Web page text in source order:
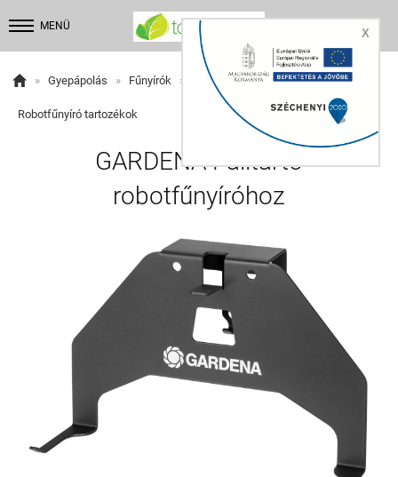
MENÜ  
 » Gyepápolás » Fűnyírók » Robotfűnyírók »
Robotfűnyíró tartozékok
GARDENA Falitartó
robotfűnyíróhoz
X